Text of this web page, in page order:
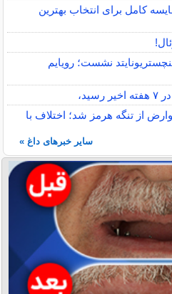
کامل برای انتخاب بهترین
نشست؛ رویایم
از تنگه هرمز شد؛ اختلاف با
سایر خبرهای داغ »